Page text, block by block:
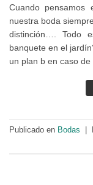
Cuando
nuestra boda
distinción…. Todo
banquete en el
un plan b en caso
Publicado en Bodas